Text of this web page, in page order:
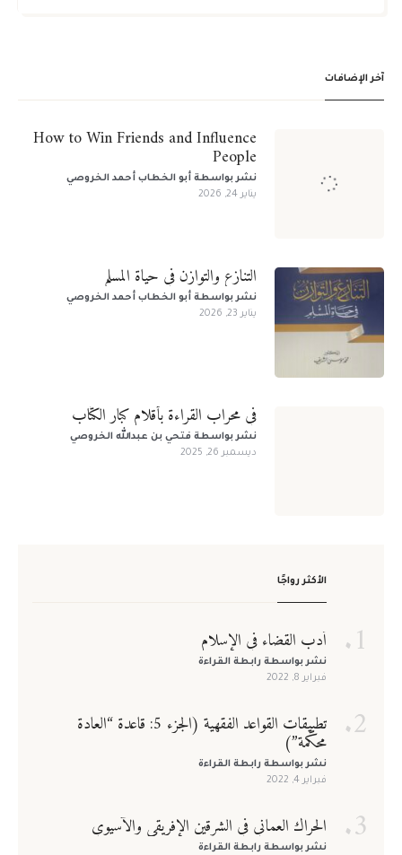
آخر الإضافات
How to Win Friends and Influence
People
نشر بواسطةأبو الخطاب أحمد الخروصي
يناير 24, 2026
التنازع والتوازن في حياة المسلم
نشر بواسطةأبو الخطاب أحمد الخروصي
يناير 23, 2026
في محراب القراءة بأقلام كبار الكتّاب
نشر بواسطةفتحي بن عبدالله الخروصي
ديسمبر 26, 2025
الأكثر رواجًا
أدب القضاء في الإسلام
نشر بواسطة رابطة القراءة
فبراير 8, 2022
تطبيقات القواعد الفقهية (الجزء 5: قاعدة “العادة
محكّمة”)
نشر بواسطة رابطة القراءة
فبراير 4, 2022
الحراك العماني في الشرقين الإفريقي والآسيوي
نشر بواسطة رابطة القراءة
لا يوجد لديك حساب ؟
تذكرني فقدت كلمة المرور
الاسم الأخير*
اسم المستخدم*
يسمح بكتابة الحروف الإنجليزية والأرقام فقط
البريد الإلكتروني*
كلمة المرور *